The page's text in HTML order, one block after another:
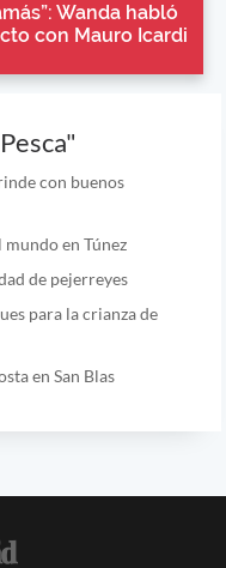
Wanda habló
con Mauro Icardi
con buenos
en Túnez
de pejerreyes
para la crianza de
en San Blas